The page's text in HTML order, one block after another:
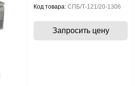
Код товара: СПБ/Т-121/20-1306
Запросить цену